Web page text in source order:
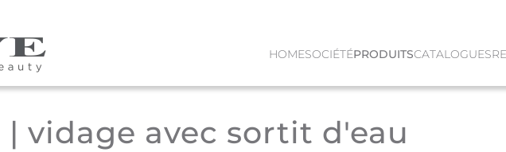
HOMESOCIÉTÉPRODUITSCATALOGUES
| vidage avec sortit d'eau